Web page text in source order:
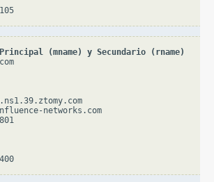
(mname) y Secundario (rname)
networks.com